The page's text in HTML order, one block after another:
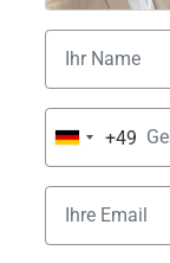
Germany
+49